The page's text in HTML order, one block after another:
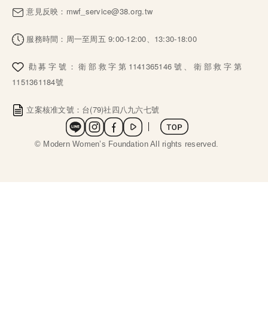
意見反映： mwf_service@38.org.tw
服務時間：周一至周五 9:00-12:00、13:30-18:00
勸募字號：衛部救字第1141365146號、衛部救字第
1151361184號
立案核准文號：台(79)社四八九六七號
© Modern Women’s Foundation All rights reserved.